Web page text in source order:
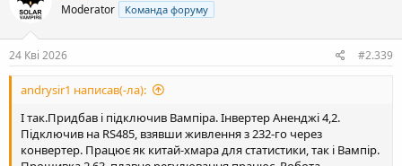
Moderator Команда форуму
24 Кві 2026 #2.339
andrysir1 написав(-ла):
І так.Придбав і підключив Вампіра. Інвертер Аненджі 4,2.
Підключив на RS485, взявши живлення з 232-го через
конвертер. Працює як китай-хмара для статистики, так і Вампір.